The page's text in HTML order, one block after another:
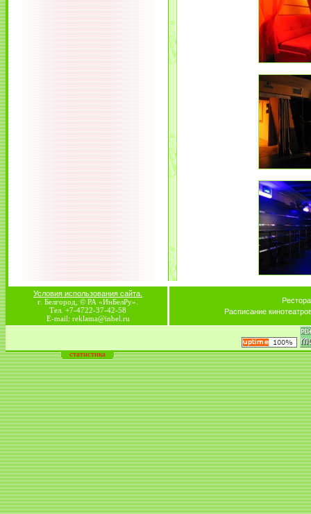
Условия использования сайта.
г. Белгород, © РА «ИнБелРу».
Тел. +7-4722-37-42-58
E-mail: reklama@inbel.ru
Расписание
статистика